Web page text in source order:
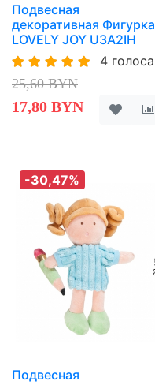
Подвесная
декоративная Фигурка
LOVELY JOY U3A2IH
4 голоса
25,60 BYN
17,80 BYN
-30,47%
Подвесная